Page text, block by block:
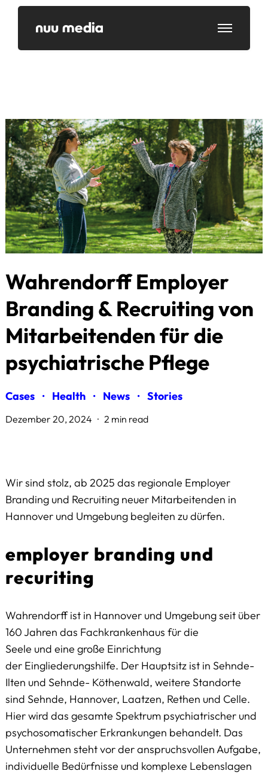
Wahrendorff Employer
Branding & Recruiting von
Mitarbeitenden für die
psychiatrische Pflege
Cases · Health · News · Stories
Dezember 20, 2024 · 2 min read
Wir sind stolz, ab 2025 das regionale Employer
Branding und Recruiting neuer Mitarbeitenden in
Hannover und Umgebung begleiten zu dürfen.
employer branding und
recuriting
Wahrendorff ist in Hannover und Umgebung seit über
160 Jahren das Fachkrankenhaus für die
Seele und eine große Einrichtung
der Eingliederungshilfe. Der Hauptsitz ist in Sehnde-
Ilten und Sehnde- Köthenwald, weitere Standorte
sind Sehnde, Hannover, Laatzen, Rethen und Celle.
Hier wird das gesamte Spektrum psychiatrischer und
psychosomatischer Erkrankungen behandelt. Das
Unternehmen steht vor der anspruchsvollen Aufgabe,
individuelle Bedürfnisse und komplexe Lebenslagen